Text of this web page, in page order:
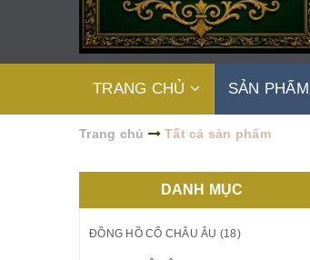
TRANG CHỦ SẢN PHẨM
Trang chủ Tất cả sản phẩm
DANH MỤC
ĐỒNG HỒ CỔ CHÂU ÂU (18)